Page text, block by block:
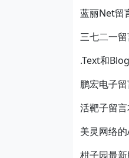
蓝丽Net留
三七二一
.Text和
鹏宏电子
活靶子留言
美灵网络的
柑子园最